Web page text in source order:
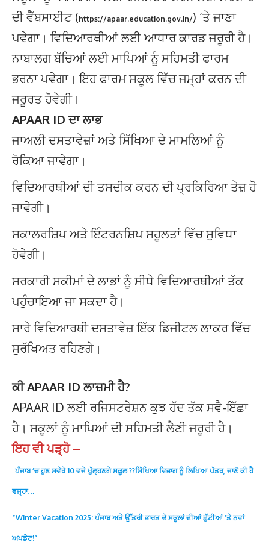
ਦੀ ਵੈੱਬਸਾਈਟ (https://apaar.education.gov.in/) ‘ਤੇ ਜਾਣਾ
ਪਵੇਗਾ। ਵਿਦਿਆਰਥੀਆਂ ਲਈ ਆਧਾਰ ਕਾਰਡ ਜਰੂਰੀ ਹੈ।
ਨਾਬਾਲਗ ਬੱਚਿਆਂ ਲਈ ਮਾਪਿਆਂ ਨੂੰ ਸਹਿਮਤੀ ਫਾਰਮ
ਭਰਨਾ ਪਵੇਗਾ। ਇਹ ਫਾਰਮ ਸਕੂਲ ਵਿੱਚ ਜਮ੍ਹਾਂ ਕਰਨ ਦੀ
ਜਰੂਰਤ ਹੋਵੇਗੀ।
APAAR ID ਦਾ ਲਾਭ
ਜਾਅਲੀ ਦਸਤਾਵੇਜ਼ਾਂ ਅਤੇ ਸਿੱਖਿਆ ਦੇ ਮਾਮਲਿਆਂ ਨੂੰ
ਰੋਕਿਆ ਜਾਵੇਗਾ।
ਵਿਦਿਆਰਥੀਆਂ ਦੀ ਤਸਦੀਕ ਕਰਨ ਦੀ ਪ੍ਰਕਿਰਿਆ ਤੇਜ਼ ਹੋ
ਜਾਵੇਗੀ।
ਸਕਾਲਰਸ਼ਿਪ ਅਤੇ ਇੰਟਰਨਸ਼ਿਪ ਸਹੂਲਤਾਂ ਵਿੱਚ ਸੁਵਿਧਾ
ਹੋਵੇਗੀ।
ਸਰਕਾਰੀ ਸਕੀਮਾਂ ਦੇ ਲਾਭਾਂ ਨੂੰ ਸੀਧੇ ਵਿਦਿਆਰਥੀਆਂ ਤੱਕ
ਪਹੁੰਚਾਇਆ ਜਾ ਸਕਦਾ ਹੈ।
ਸਾਰੇ ਵਿਦਿਆਰਥੀ ਦਸਤਾਵੇਜ਼ ਇੱਕ ਡਿਜੀਟਲ ਲਾਕਰ ਵਿੱਚ
ਸੁਰੱਖਿਅਤ ਰਹਿਣਗੇ।
ਕੀ APAAR ID ਲਾਜ਼ਮੀ ਹੈ?
APAAR ID ਲਈ ਰਜਿਸਟਰੇਸ਼ਨ ਕੁਝ ਹੱਦ ਤੱਕ ਸਵੈ-ਇੱਛਾ
ਹੈ। ਸਕੂਲਾਂ ਨੂੰ ਮਾਪਿਆਂ ਦੀ ਸਹਿਮਤੀ ਲੈਣੀ ਜਰੂਰੀ ਹੈ।
ਇਹ ਵੀ ਪੜ੍ਹੋ –
ਪੰਜਾਬ ‘ਚ ਹੁਣ ਸਵੇਰੇ 10 ਵਜੇ ਖੁੱਲ੍ਹਣਗੇ ਸਕੂਲ ??ਸਿੱਖਿਆ ਵਿਭਾਗ ਨੂੰ ਲਿਖਿਆ ਪੱਤਰ, ਜਾਣੋ ਕੀ ਹੈ
ਵਜ੍ਹਾ…
“Winter Vacation 2025: ਪੰਜਾਬ ਅਤੇ ਉੱਤਰੀ ਭਾਰਤ ਦੇ ਸਕੂਲਾਂ ਦੀਆਂ ਛੁੱਟੀਆਂ ‘ਤੇ ਨਵਾਂ
ਅਪਡੇਟ!”